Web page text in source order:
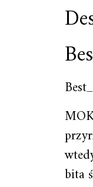
bita